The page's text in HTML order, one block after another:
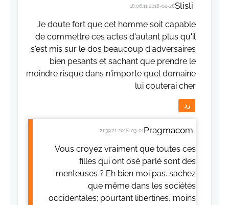
Slisli
2018-02-28 18:06:11
Je doute fort que cet homme soit capable
de commettre ces actes d'autant plus qu'il
s'est mis sur le dos beaucoup d'adversaires
bien pesants et sachant que prendre le
moindre risque dans n'importe quel domaine
lui couterai cher
رد
Pragmacom
2018-03-01 21:39:21
Vous croyez vraiment que toutes ces
filles qui ont osé parlé sont des
menteuses ? Eh bien moi pas. sachez
que même dans les sociétés
occidentales; pourtant libertines, moins